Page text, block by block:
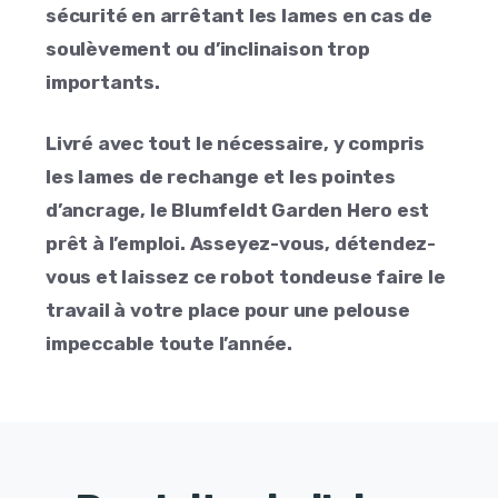
sécurité en arrêtant les lames en cas de
soulèvement ou d’inclinaison trop
importants.
Livré avec tout le nécessaire, y compris
les lames de rechange et les pointes
d’ancrage, le Blumfeldt Garden Hero est
prêt à l’emploi. Asseyez-vous, détendez-
vous et laissez ce robot tondeuse faire le
travail à votre place pour une pelouse
impeccable toute l’année.